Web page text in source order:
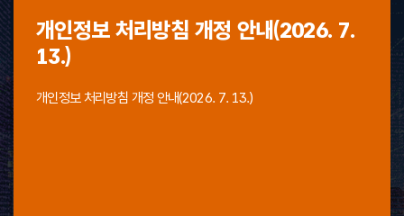
개인정보 처리방침 개정 안내(2026. 7.
13.)
개인정보 처리방침 개정 안내(2026. 7. 13.)